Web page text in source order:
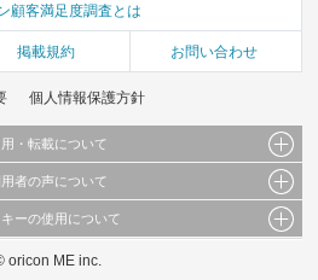
顧客満足度調査とは
掲載規約 お問い合わせ
個人情報保護方針
用・転載について
、写真、イラスト、画像データ等）及びこれらの配
転載・複製などの二次利用を行うことは固く禁じて
者の声について
サービスの利用者が提出された見解・感想です。
解いただいた上でご覧ください。
ーの使用について
ユーザーに合わせたコンテンツや広告の表示、ソー
oricon ME inc.